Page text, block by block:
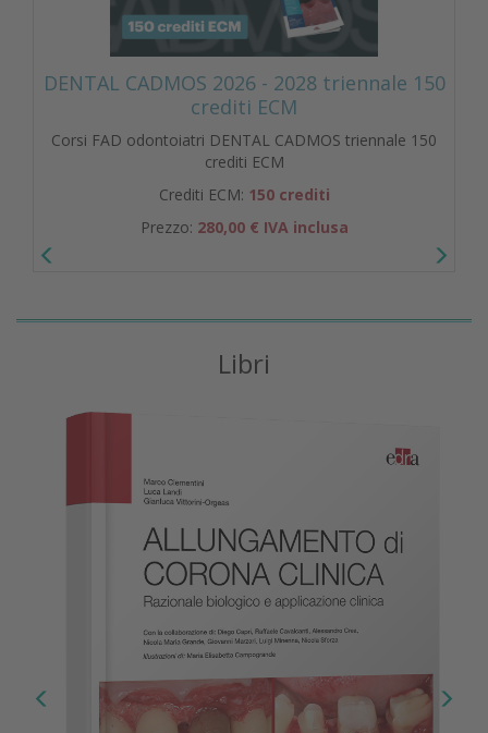
DENTAL CADMOS 2026 - 2028 triennale 150
crediti ECM
Corsi FAD odontoiatri DENTAL CADMOS triennale 150
crediti ECM
Crediti ECM: 150 crediti
Prezzo: 280,00 € IVA inclusa
Libri